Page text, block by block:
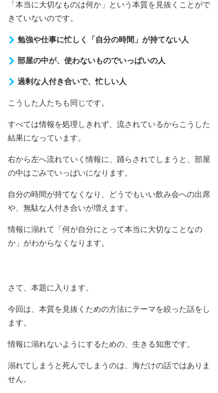
「本当に大切なものは何か」という本質を見抜くことがで
きていないのです。
勉強や仕事に忙しく「自分の時間」が持てない人
部屋の中が、使わないものでいっぱいの人
過剰な人付き合いで、忙しい人
こうした人たちも同じです。
すべては情報を処理しきれず、流されているからこうした
結果になっています。
右から左へ流れていく情報に、踊らされてしまうと、部屋
の中はごみでいっぱいになります。
自分の時間が持てなくなり、どうでもいい飲み会への出席
や、無駄な人付き合いが増えます。
情報に溺れて「何が自分にとって本当に大切なことなの
か」がわからなくなります。
さて、本題に入ります。
今回は、本質を見抜くための方法にテーマを絞った話をし
ます。
情報に溺れないようにするための、生きる知恵です。
溺れてしまうと死んでしまうのは、海だけの話ではありま
せん。